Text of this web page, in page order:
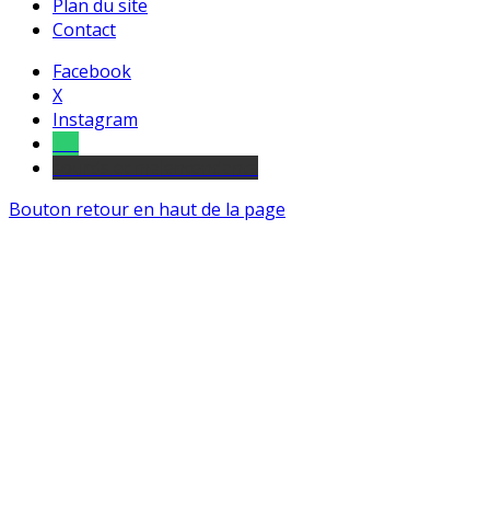
Plan du site
Contact
Facebook
X
Instagram
Bouton retour en haut de la page